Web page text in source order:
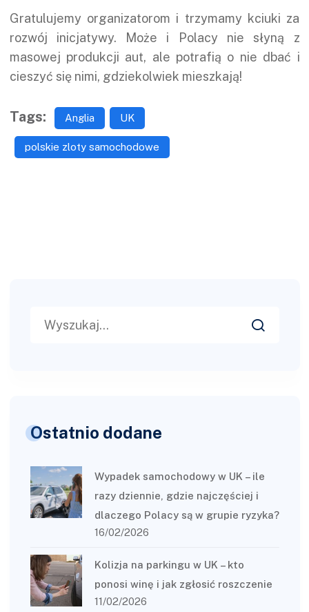
Gratulujemy organizatorom i trzymamy kciuki za
rozwój inicjatywy. Może i Polacy nie słyną z
masowej produkcji aut, ale potrafią o nie dbać i
cieszyć się nimi, gdziekolwiek mieszkają!
Tags: Anglia UK
polskie zloty samochodowe
Ostatnio dodane
Wypadek samochodowy w UK – ile
razy dziennie, gdzie najczęściej i
dlaczego Polacy są w grupie ryzyka?
16/02/2026
Kolizja na parkingu w UK – kto
ponosi winę i jak zgłosić roszczenie
11/02/2026